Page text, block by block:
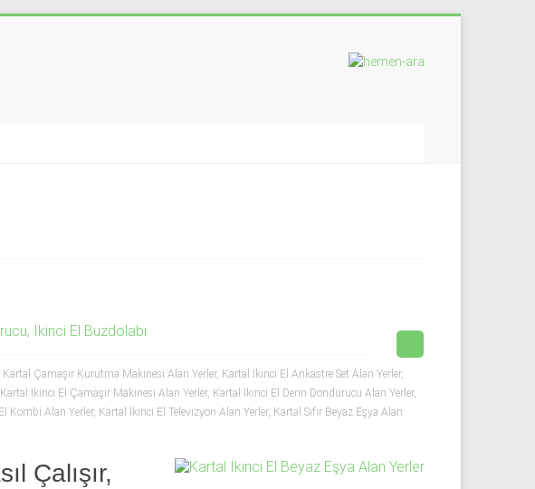
, İkinci El Buzdolabı
Kartal Çamaşır Kurutma Makinesi Alan Yerler, Kartal İkinci El Ankastre Set Alan Yerler,
Kartal İkinci El Çamaşır Makinesi Alan Yerler, Kartal İkinci El Derin Dondurucu Alan Yerler,
Kombi Alan Yerler, Kartal İkinci El Televizyon Alan Yerler, Kartal Sıfır Beyaz Eşya Alan
Çalışır,